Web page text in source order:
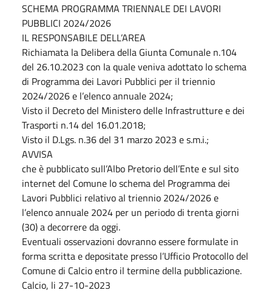
SCHEMA PROGRAMMA TRIENNALE DEI LAVORI
PUBBLICI 2024/2026
IL RESPONSABILE DELL’AREA
Richiamata la Delibera della Giunta Comunale n.104
del 26.10.2023 con la quale veniva adottato lo schema
di Programma dei Lavori Pubblici per il triennio
2024/2026 e l’elenco annuale 2024;
Visto il Decreto del Ministero delle Infrastrutture e dei
Trasporti n.14 del 16.01.2018;
Visto il D.Lgs. n.36 del 31 marzo 2023 e s.m.i.;
AVVISA
che è pubblicato sull’Albo Pretorio dell’Ente e sul sito
internet del Comune lo schema del Programma dei
Lavori Pubblici relativo al triennio 2024/2026 e
l’elenco annuale 2024 per un periodo di trenta giorni
(30) a decorrere da oggi.
Eventuali osservazioni dovranno essere formulate in
forma scritta e depositate presso l’Ufficio Protocollo del
Comune di Calcio entro il termine della pubblicazione.
Calcio, li 27-10-2023